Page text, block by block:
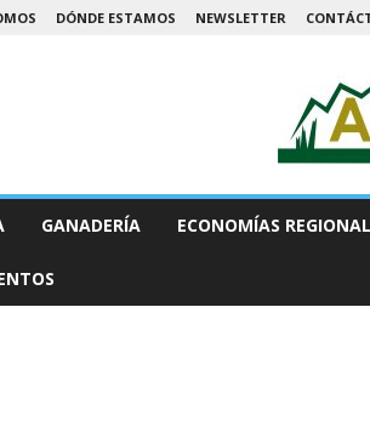
DÓNDE ESTAMOS NEWSLETTER
GANADERÍA ECONOMÍAS